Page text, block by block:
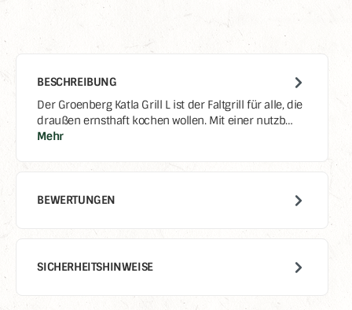
BESCHREIBUNG
Der Groenberg Katla Grill L ist der Faltgrill für alle, die
draußen ernsthaft kochen wollen. Mit einer nutzb…
Mehr
BEWERTUNGEN
SICHERHEITSHINWEISE